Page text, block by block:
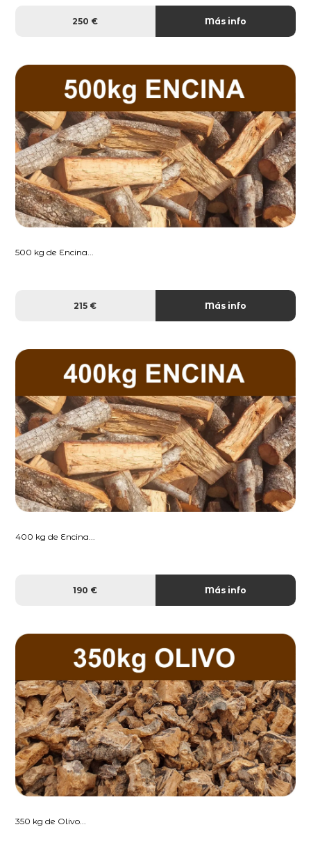
250 € Más info
500 kg de Encina...
215 € Más info
400 kg de Encina...
190 € Más info
350 kg de Olivo...